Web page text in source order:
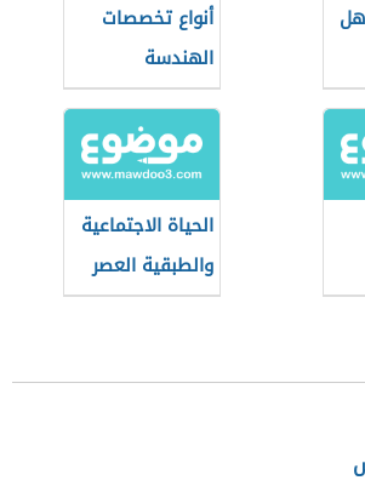
أنواع تخصصات
الهندسة
الحياة الاجتماعية
والطبقية العصر
الحديث